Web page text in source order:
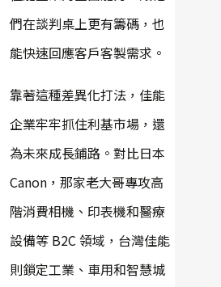
們在談判桌上更有籌碼，也
能快速回應客戶客製需求。
靠著這種差異化打法，佳能
企業牢牢抓住利基市場，還
為未來成長鋪路。對比日本
Canon，那家老大哥專攻高
階消費相機、印表機和醫療
設備等 B2C 領域，台灣佳能
則鎖定工業、車用和智慧城